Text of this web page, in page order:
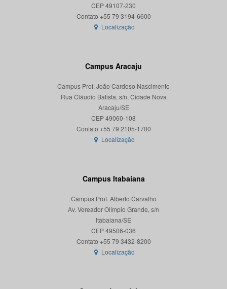
CEP 49107-230
Localização
Campus Aracaju
Campus Prof. João Cardoso Nascimento
Rua Cláudio Batista, s/n, Cidade Nova
Aracaju/SE
CEP 49060-108
Localização
Campus Itabaiana
Campus Prof. Alberto Carvalho
Av. Vereador Olímpio Grande, s/n
Itabaiana/SE
CEP 49506-036
Localização